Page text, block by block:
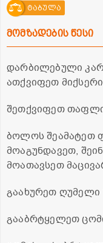
ტაბულა
მომზადების წესი
დარბილებული
ათქვიფეთ
შეთქვიფეთ
ბოლოს შეამატეთ
მოაგუნდავეთ,
მოათავსეთ
გაახურეთ ღუმელი
გააბრტყელეთ